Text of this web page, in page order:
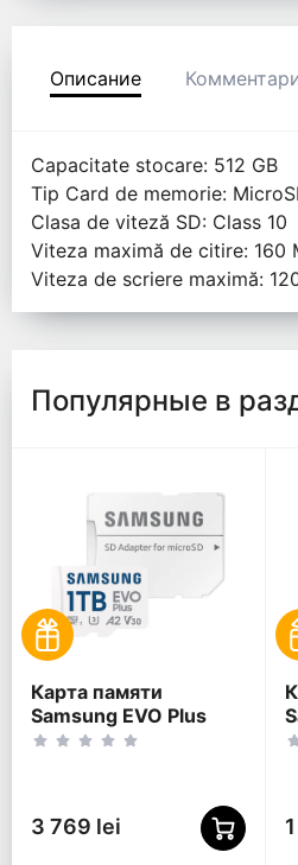
Описание
Capacitate stocare: 512 GB
Tip Card de memorie:
Clasa de viteză SD: Class 10
Viteza maximă de citire: 160
Viteza de scriere maximă:
Популярные в
Карта памяти
Samsung EVO Plus
MicroSDXC, 1024Гб
3 769 lei